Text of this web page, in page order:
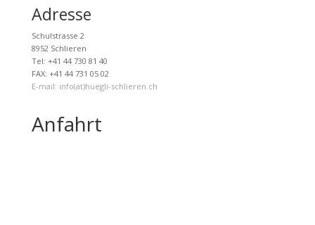
Adresse
Schulstrasse 2
8952 Schlieren
Tel: +41 44 730 81 40
FAX: +41 44 731 05 02
E-mail: info(at)huegli-schlieren.ch
Anfahrt